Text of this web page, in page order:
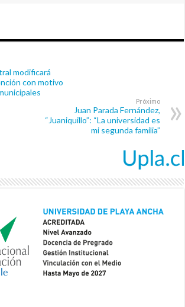
modificará
con motivo
Próximo
Juan Parada Fernández,
“Juaniquillo”: “La universidad es
mi segunda familia”